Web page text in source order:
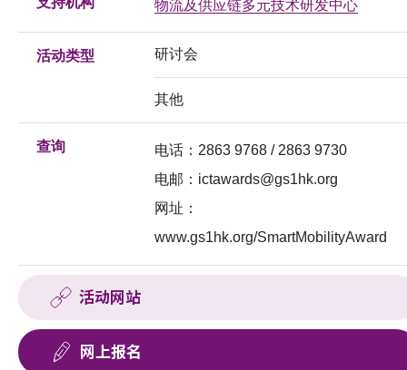
物流及供应链多元技术研发中心
活动类型 研讨会
其他
查询
电话：2863 9768 / 2863 9730
电邮： ictawards@gs1hk.org
网址：
www.gs1hk.org/SmartMobilityAward
活动网站
网上报名